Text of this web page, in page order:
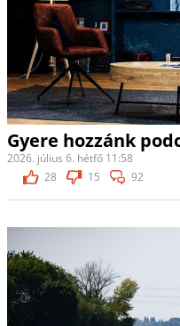
Gyere hozzánk
2026. július 6. hétfő 11:58
28
15 92